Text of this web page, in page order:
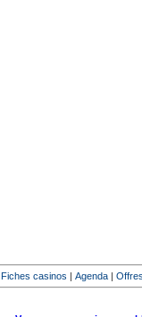
Fiches casinos | Agenda |